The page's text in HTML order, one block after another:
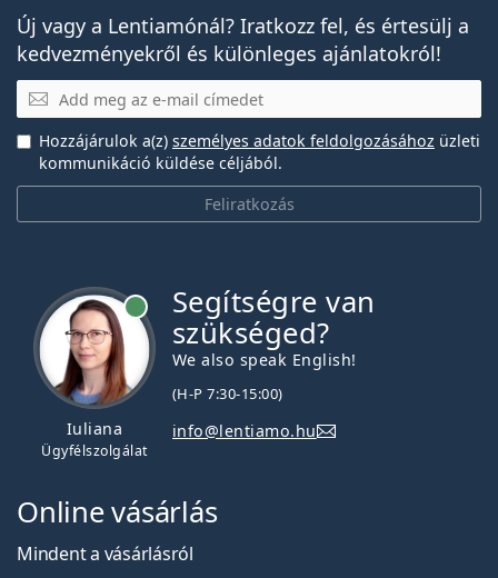
Új vagy a Lentiamónál? Iratkozz fel, és értesülj a
kedvezményekről és különleges ajánlatokról!
E-mail
Feliratkozás
Hozzájárulok a(z) személyes adatok feldolgozásához üzleti
kommunikáció küldése céljából.
Iuliana
Ügyfélszolgálat
Segítségre van
szükséged?
We also speak English!
(H-P 7:30-15:00)
info@lentiamo.hu
Online vásárlás
Mindent a vásárlásról